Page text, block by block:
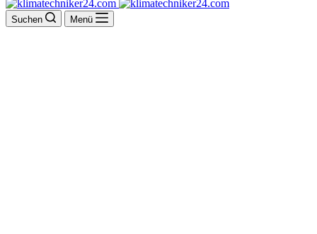
Suchen Menü